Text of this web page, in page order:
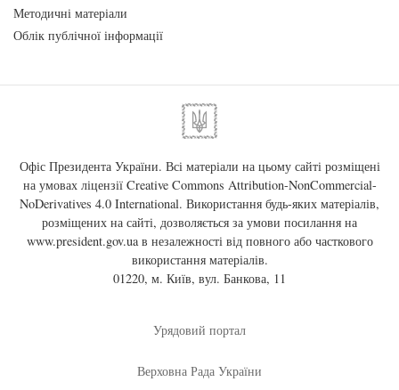
Методичні матеріали
Облік публічної інформації
Офіс Президента України. Всі матеріали на цьому сайті розміщені
на умовах ліцензії Creative Commons Attribution-NonCommercial-
NoDerivatives 4.0 International. Використання будь-яких матеріалів,
розміщених на сайті, дозволяється за умови посилання на
www.president.gov.uaв незалежності від повного або часткового
використання матеріалів.
01220, м. Київ, вул. Банкова, 11
Урядовий портал
Верховна Рада України